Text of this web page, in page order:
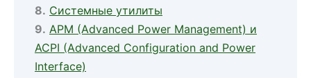
Системные утилиты
APM (Advanced Power Management) и
ACPI (Advanced Configuration and Power
Interface)